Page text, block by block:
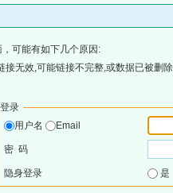
可能有如下几个原因:
接无效,可能链接不完整,或数据已被删
登录
用户名
Email
密 码
隐身登录